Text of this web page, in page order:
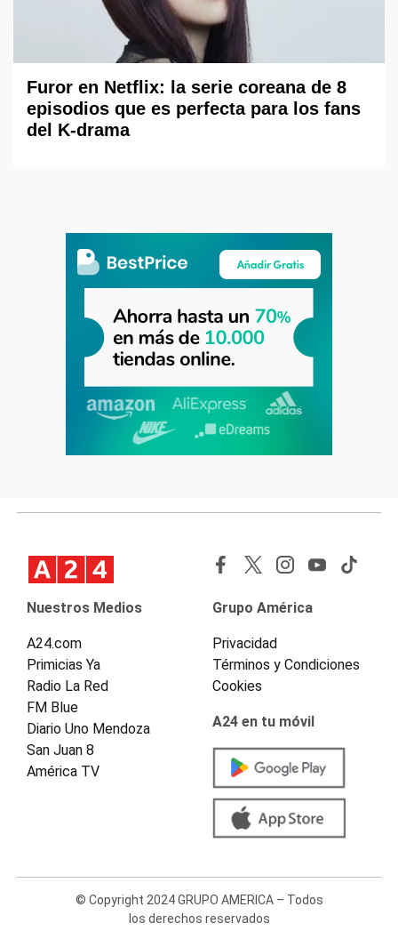
Furor en Netflix: la serie coreana de 8
episodios que es perfecta para los fans
del K-drama
Nuestros Medios
A24.com
Primicias Ya
Radio La Red
FM Blue
Diario Uno Mendoza
San Juan 8
América TV
Grupo América
Privacidad
Términos y Condiciones
Cookies
A24 en tu móvil
© Copyright 2024 GRUPO AMERICA – Todos
los derechos reservados